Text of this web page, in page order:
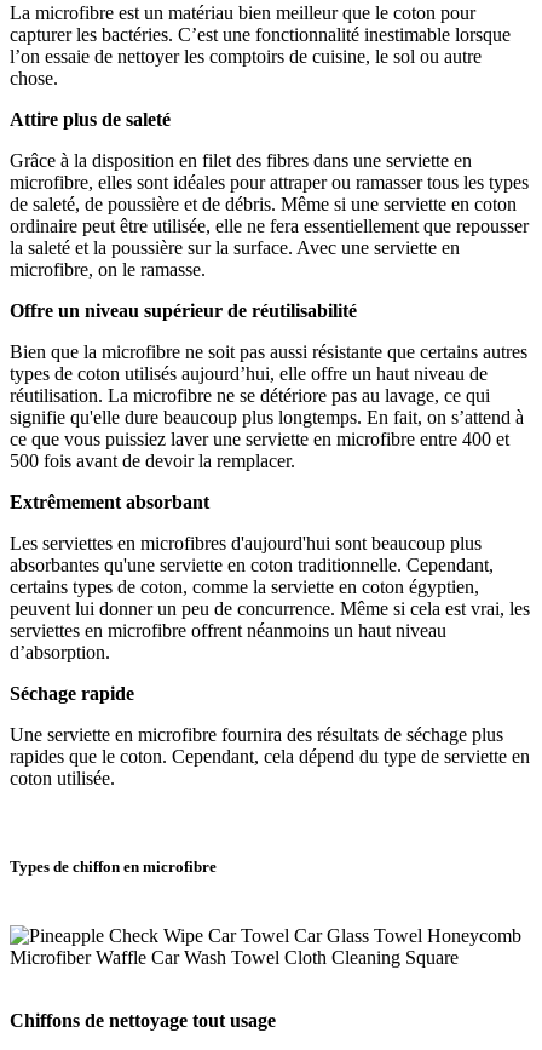
La microfibre est un matériau bien meilleur que le coton pour
capturer les bactéries. C’est une fonctionnalité inestimable lorsque
l’on essaie de nettoyer les comptoirs de cuisine, le sol ou autre
chose.
Attire plus de saleté
Grâce à la disposition en filet des fibres dans une serviette en
microfibre, elles sont idéales pour attraper ou ramasser tous les types
de saleté, de poussière et de débris. Même si une serviette en coton
ordinaire peut être utilisée, elle ne fera essentiellement que repousser
la saleté et la poussière sur la surface. Avec une serviette en
microfibre, on le ramasse.
Offre un niveau supérieur de réutilisabilité
Bien que la microfibre ne soit pas aussi résistante que certains autres
types de coton utilisés aujourd’hui, elle offre un haut niveau de
réutilisation. La microfibre ne se détériore pas au lavage, ce qui
signifie qu'elle dure beaucoup plus longtemps. En fait, on s’attend à
ce que vous puissiez laver une serviette en microfibre entre 400 et
500 fois avant de devoir la remplacer.
Extrêmement absorbant
Les serviettes en microfibres d'aujourd'hui sont beaucoup plus
absorbantes qu'une serviette en coton traditionnelle. Cependant,
certains types de coton, comme la serviette en coton égyptien,
peuvent lui donner un peu de concurrence. Même si cela est vrai, les
serviettes en microfibre offrent néanmoins un haut niveau
d’absorption.
Séchage rapide
Une serviette en microfibre fournira des résultats de séchage plus
rapides que le coton. Cependant, cela dépend du type de serviette en
coton utilisée.
Types de chiffon en microfibre
Chiffons de nettoyage tout usage